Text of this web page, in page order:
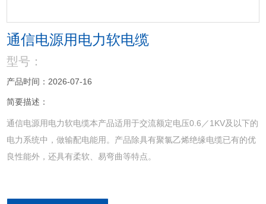
通信电源用电力软电缆
型号：
产品时间：2026-07-16
简要描述：
通信电源用电力软电缆本产品适用于交流额定电压0.6／1KV及以下的
电力系统中，做输配电能用。产品除具有聚氯乙烯绝缘电缆已有的优
良性能外，还具有柔软、易弯曲等特点。